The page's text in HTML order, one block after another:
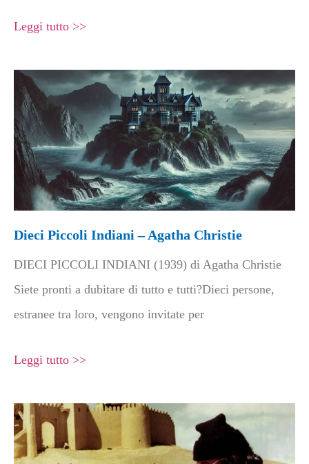
Leggi tutto >>
Dieci Piccoli Indiani – Agatha Christie
DIECI PICCOLI INDIANI (1939) di Agatha Christie
Siete pronti a dubitare di tutto e tutti?Dieci persone,
estranee tra loro, vengono invitate per
Leggi tutto >>